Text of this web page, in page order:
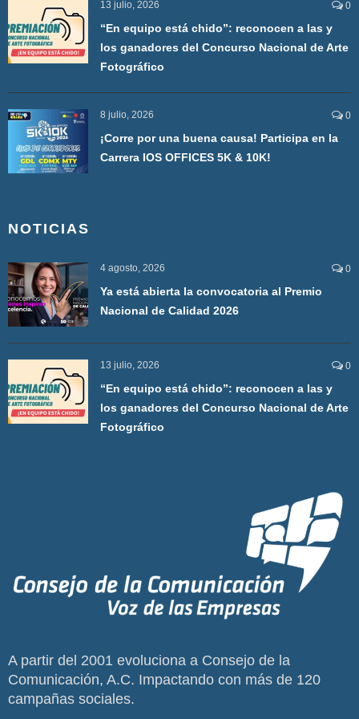
13 julio, 2026 0
“En equipo está chido”: reconocen a las y
los ganadores del Concurso Nacional de Arte
Fotográfico
8 julio, 2026 0
¡Corre por una buena causa! Participa en la
Carrera IOS OFFICES 5K & 10K!
NOTICIAS
4 agosto, 2026 0
Ya está abierta la convocatoria al Premio
Nacional de Calidad 2026
13 julio, 2026 0
“En equipo está chido”: reconocen a las y
los ganadores del Concurso Nacional de Arte
Fotográfico
A partir del 2001 evoluciona a Consejo de la
Comunicación, A.C. Impactando con más de 120
campañas sociales.